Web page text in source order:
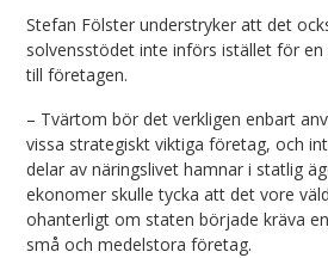
Stefan Fölster understryker att det
solvensstödet inte införs istället för
till företagen.
– Tvärtom bör det verkligen enbart
vissa strategiskt viktiga företag, och
delar av näringslivet hamnar i statlig
ekonomer skulle tycka att det vore
ohanterligt om staten började kräva
små och medelstora företag.